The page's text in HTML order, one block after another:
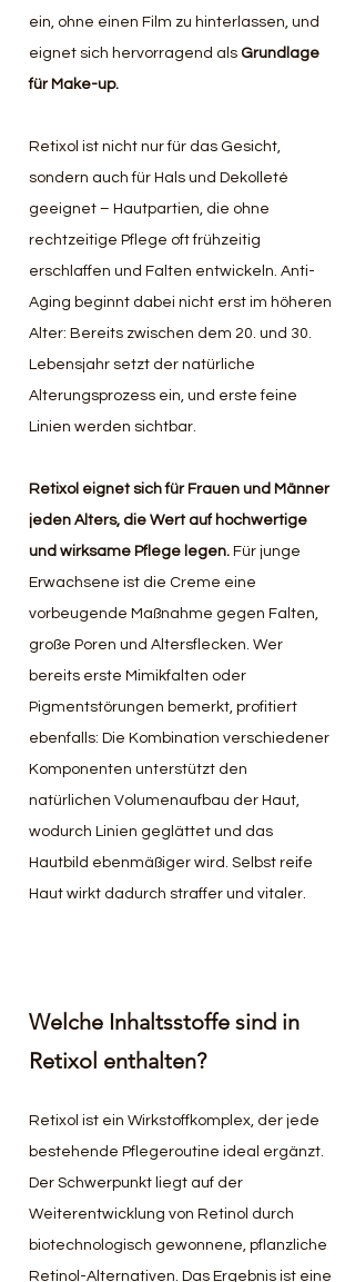
ein, ohne einen Film zu hinterlassen, und
eignet sich hervorragend als Grundlage
für Make-up.
Retixol ist nicht nur für das Gesicht,
sondern auch für Hals und Dekolleté
geeignet – Hautpartien, die ohne
rechtzeitige Pflege oft frühzeitig
erschlaffen und Falten entwickeln. Anti-
Aging beginnt dabei nicht erst im höheren
Alter: Bereits zwischen dem 20. und 30.
Lebensjahr setzt der natürliche
Alterungsprozess ein, und erste feine
Linien werden sichtbar.
Retixol eignet sich für Frauen und Männer
jeden Alters, die Wert auf hochwertige
und wirksame Pflege legen. Für junge
Erwachsene ist die Creme eine
vorbeugende Maßnahme gegen Falten,
große Poren und Altersflecken. Wer
bereits erste Mimikfalten oder
Pigmentstörungen bemerkt, profitiert
ebenfalls: Die Kombination verschiedener
Komponenten unterstützt den
natürlichen Volumenaufbau der Haut,
wodurch Linien geglättet und das
Hautbild ebenmäßiger wird. Selbst reife
Haut wirkt dadurch straffer und vitaler.
Welche Inhaltsstoffe sind in
Retixol enthalten?
Retixol ist ein Wirkstoffkomplex, der jede
bestehende Pflegeroutine ideal ergänzt.
Der Schwerpunkt liegt auf der
Weiterentwicklung von Retinol durch
biotechnologisch gewonnene, pflanzliche
Retinol-Alternativen. Das Ergebnis ist eine